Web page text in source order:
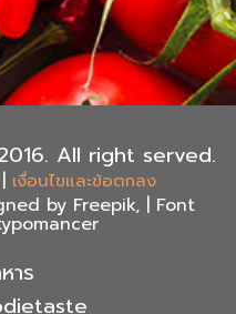
All right served.
| เงื่อนไขและข้อตกลง
by Freepik, | Font
าร